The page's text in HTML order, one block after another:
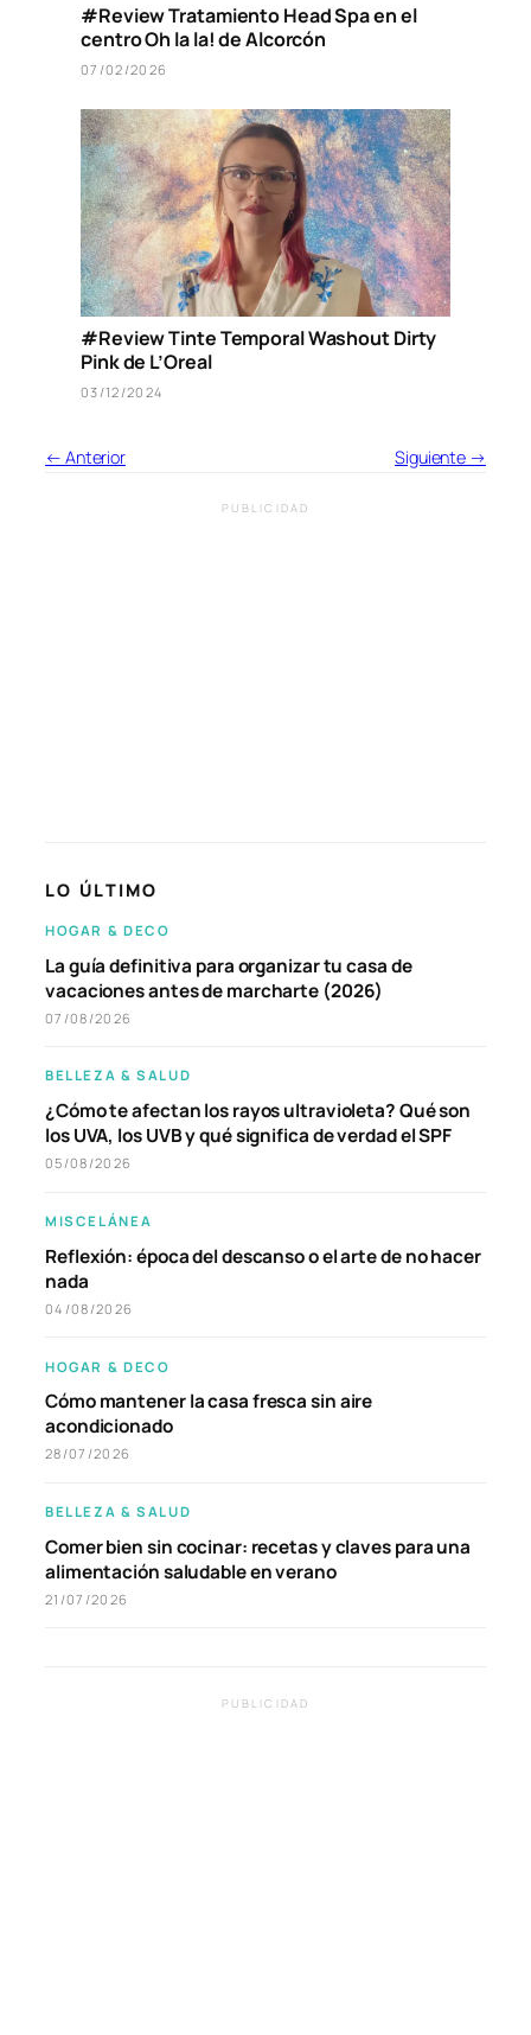
#Review Tratamiento Head Spa en el
centro Oh la la! de Alcorcón
07/02/2026
#Review Tinte Temporal Washout Dirty
Pink de L’Oreal
03/12/2024
← Anterior Siguiente →
PUBLICIDAD
LO ÚLTIMO
HOGAR & DECO
La guía definitiva para organizar tu casa de
vacaciones antes de marcharte (2026)
07/08/2026
BELLEZA & SALUD
¿Cómo te afectan los rayos ultravioleta? Qué son
los UVA, los UVB y qué significa de verdad el SPF
05/08/2026
MISCELÁNEA
Reflexión: época del descanso o el arte de no hacer
nada
04/08/2026
HOGAR & DECO
Cómo mantener la casa fresca sin aire
acondicionado
28/07/2026
BELLEZA & SALUD
Comer bien sin cocinar: recetas y claves para una
alimentación saludable en verano
21/07/2026
PUBLICIDAD